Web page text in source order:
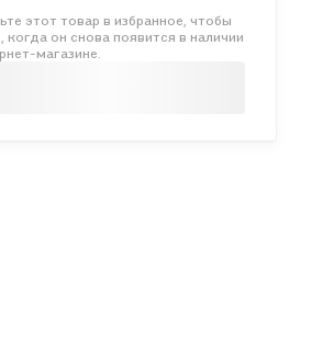
этот товар в избранное, чтобы
когда он снова появится в наличии
магазине.